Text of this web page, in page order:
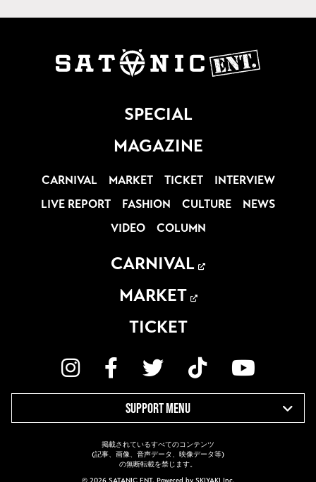
SPECIAL
MAGAZINE
CARNIVAL MARKET TICKET
INTERVIEW
LIVE REPORT
FASHION CULTURE
NEWS
VIDEO
COLUMN
CARNIVAL
MARKET
TICKET
SUPPORT MENU
掲載されているすべてのコンテンツ
(記事、画像、音声データ、映像データ等)
の無断転載を禁じます。
© 2026 SATANIC ENT. Powered by SKIYAKI Inc.